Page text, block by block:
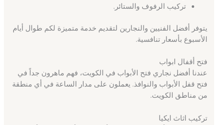
تركيب الرفوف والستائر.
يتوفر أفضل الفنيين والنجارين لتقديم خدمة متميزة لكم طوال أيام
الأسبوع بأسعار تنافسية.
فتح أقفال ابواب
عندنا أفضل نجاري فتح الأبواب في الكويت، فهم ماهرون جداً في
فتح قفل الأبواب والنوافذ. يعملون على مدار الساعة في أي منطقة
من مناطق الكويت.
تركيب اثاث ايكيا